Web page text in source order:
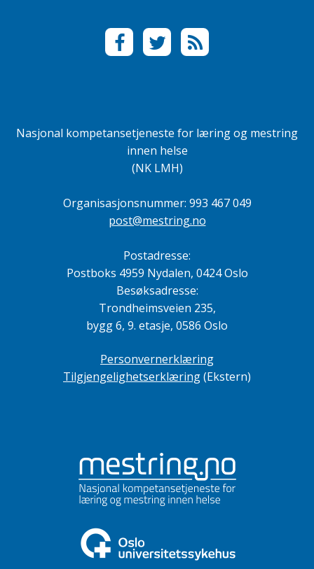
F
a
o
k
T
w
r
R
S
Nasjonal kompetansetjeneste for læring og mestring
innen helse
(NK LMH)
Organisasjonsnummer: 993 467 049
post@mestring.no
Postadresse:
Postboks 4959 Nydalen, 0424 Oslo
Besøksadresse:
Trondheimsveien 235,
bygg 6, 9. etasje, 0586 Oslo
Personvernerklæring
Tilgjengelighetserklæring(Ekstern)